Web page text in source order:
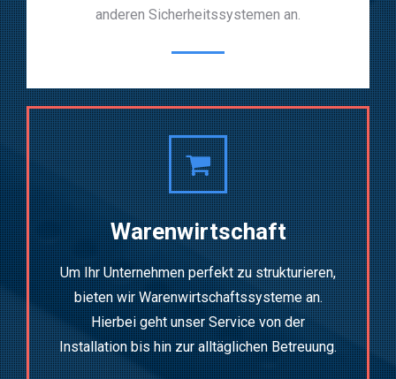
anderen Sicherheitssystemen an.
Warenwirtschaft
Um Ihr Unternehmen perfekt zu strukturieren,
bieten wir Warenwirtschaftssysteme an.
Hierbei geht unser Service von der
Installation bis hin zur alltäglichen Betreuung.